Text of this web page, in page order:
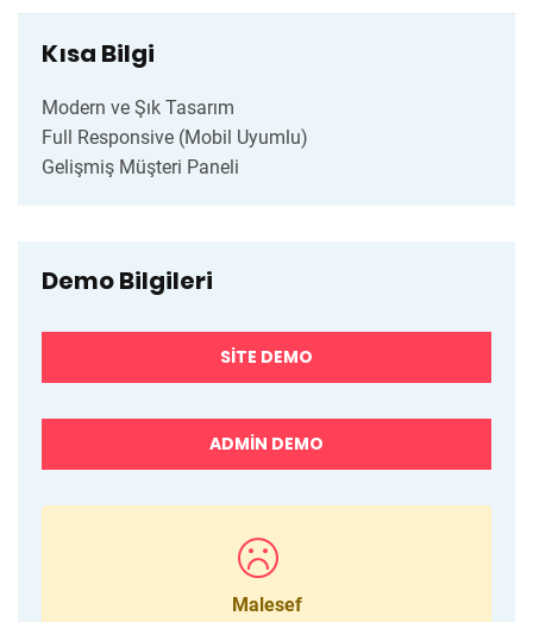
Kısa Bilgi
Modern ve Şık Tasarım
Full Responsive (Mobil Uyumlu)
Gelişmiş Müşteri Paneli
Demo Bilgileri
SITE DEMO
ADMIN DEMO
Malesef